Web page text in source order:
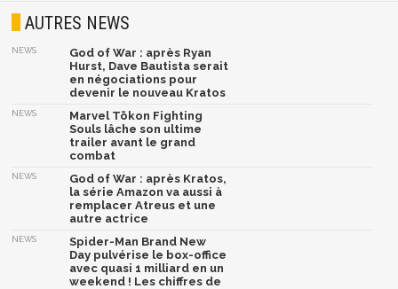
AUTRES NEWS
NEWS
God of War : après Ryan
Hurst, Dave Bautista serait
en négociations pour
devenir le nouveau Kratos
NEWS
Marvel Tōkon Fighting
Souls lâche son ultime
trailer avant le grand
combat
NEWS
God of War : après Kratos,
la série Amazon va aussi à
remplacer Atreus et une
autre actrice
NEWS
Spider-Man Brand New
Day pulvérise le box-office
avec quasi 1 milliard en un
weekend ! Les chiffres de